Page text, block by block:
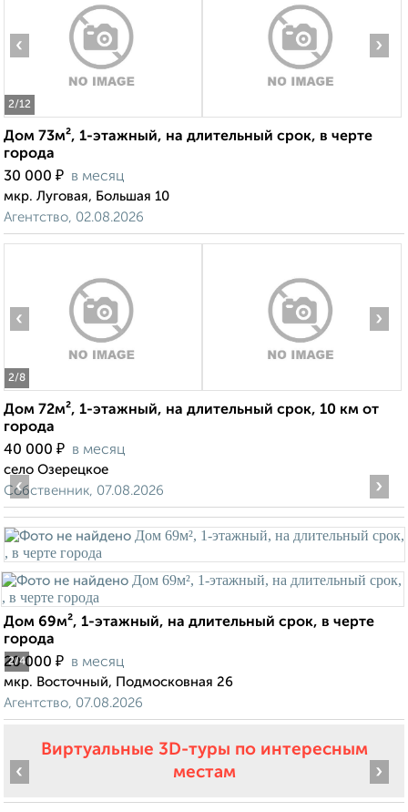
2/12
‹ ›
Дом 73м², 1-этажный, на длительный срок, в черте
города
30 000 ₽ в месяц
мкр. Луговая, Большая 10
Агентство, 02.08.2026
2/8
‹ ›
Дом 72м², 1-этажный, на длительный срок, 10 км от
города
40 000 ₽ в месяц
село Озерецкое
Собственник, 07.08.2026
2/4
‹ ›
Дом 69м², 1-этажный, на длительный срок, в черте
города
20 000 ₽ в месяц
мкр. Восточный, Подмосковная 26
Агентство, 07.08.2026
Виртуальные 3D-туры по интересным
местам
‹ ›